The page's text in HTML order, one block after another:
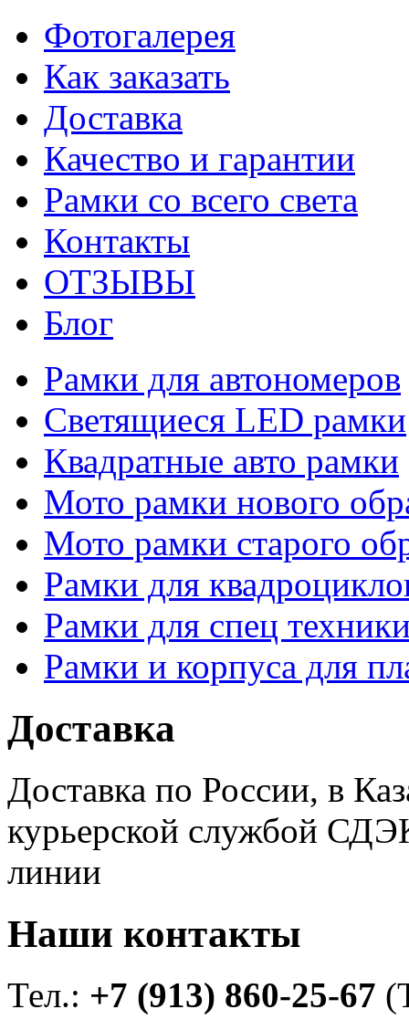
Фотогалерея
Как заказать
Доставка
Качество и гарантии
Рамки со всего света
Контакты
ОТЗЫВЫ
Блог
Рамки для автономеров
Светящиеся LED рамки
Квадратные авто рамки
Мото рамки нового
Мото рамки старого
Рамки для
Рамки для спец
Рамки и корпуса для
Доставка
Доставка по России, в
курьерской службой
линии
Наши контакты
Тел.: +7 (913) 860-25-67